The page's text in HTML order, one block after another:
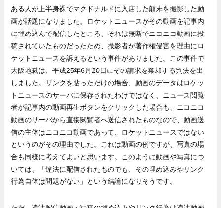
ある人が上半身裸でマクドナルドに入店した顛末を撮影した動
画が話題になりました。ロケットニュースがその動画を記事内
に埋め込んで配信したところ、それは無断でニコニコ動画に投
稿されていたものだったため、撮影者が著作権侵害を理由にロ
ケットニュースを訴えるという事件がありました。この事件で
大阪地裁は、平成25年6月20日にその請求を棄却する判決を出
しました。リンクを貼っただけの場合、動画のデータはロケッ
トニュースのサーバに保存されたわけではなく、ニュース閲覧
者が記事内の動画再生ボタンをクリックした場合も、ニコニコ
動画のサーバから直接閲覧者へ送信されたものなので、動画送
信の主体はニコニコ動画であって、ロケットニュースではない
というのがその理由でした。これは動画の例ですが、写真の場
合も同様に考えてよいと思います。このように動画や写真につ
いては、「違法に配信されたものでも、その埋め込みやリンク
行為自体は問題がない」という結論になりそうです。